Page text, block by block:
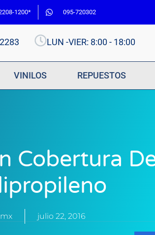
1200* 095-720302
LUN -VIER: 8:00 - 18:00
VINILOS REPUESTOS
Cobertura
julio 22, 2016